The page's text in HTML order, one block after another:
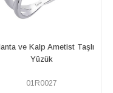
ve Pırlanta Taşlı Tria
Yüzük
05R0003